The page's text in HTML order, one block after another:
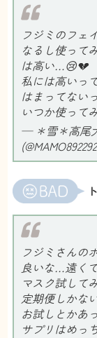
ちょっと高
す！
モチベも上
フジミのフェ
なるし使って
は高い…😢💔
私には高いっ
はまってない
いつか使って
— ＊雪＊高尾
フジミさんの
良いな…遠く
マスク試して
定期便しかな
お試しとかあ
サプリはめっ